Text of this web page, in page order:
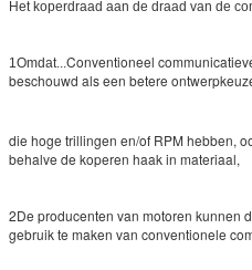
Het koperdraad aan de draad van de
1Omdat...Conventioneel
beschouwd als een betere
die hoge trillingen en/of RPM hebben,
behalve de koperen haak in materiaal,
2De producenten van motoren kunnen
gebruik te maken van conventionele